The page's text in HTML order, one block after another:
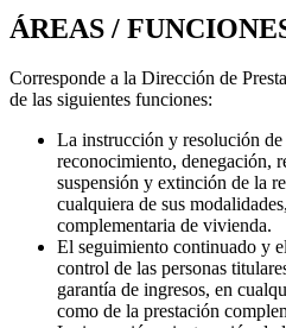
ÁREAS /
Corresponde a la Dirección de
de las siguientes funciones:
La instrucción y resolución
reconocimiento, denegación,
suspensión y extinción de la
cualquiera de sus
complementaria de vivienda.
El seguimiento continuado y
control de las personas
garantía de ingresos, en
como de la prestación